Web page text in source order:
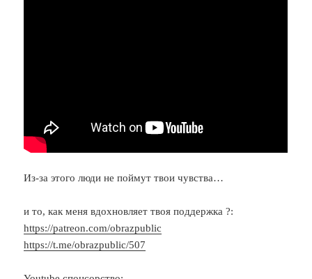
Из-за этого люди не поймут твои чувства…
и то, как меня вдохновляет твоя поддержка ?:
https://patreon.com/obrazpublic
https://t.me/obrazpublic/507